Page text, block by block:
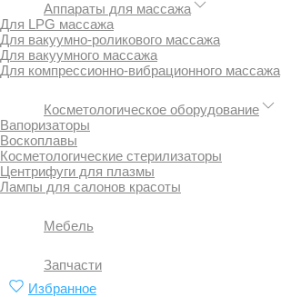
Аппараты для массажа
Для LPG массажа
Для вакуумно-роликового массажа
Для вакуумного массажа
Для компрессионно-вибрационного массажа
Косметологическое оборудование
Вапоризаторы
Воскоплавы
Косметологические стерилизаторы
Центрифуги для плазмы
Лампы для салонов красоты
Мебель
Запчасти
Избранное